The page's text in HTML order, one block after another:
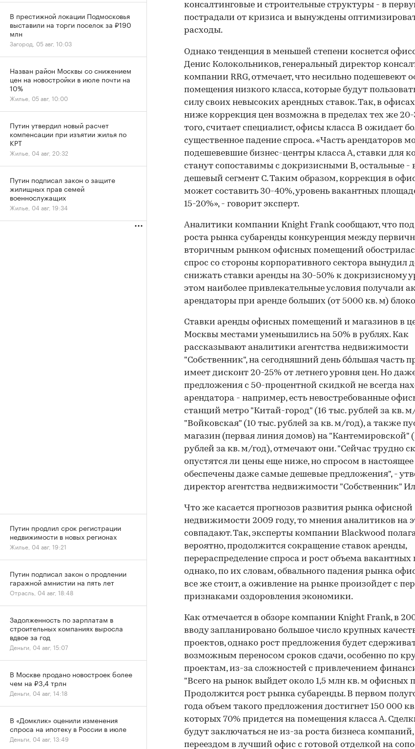
консалтинговые и строительные структуры - в
пострадали от кризиса и вынуждены
расходы.
00:00 / 00:00
Однако тенденция в меньшей степени коснется
Денис Колокольников, генеральный директор
компании RRG, отмечает, что несильно подешевеют
помещения низкого класса, которые будут
силу своих невысоких арендных ставок. Так, в
ниже коррекция цен возможна в пределах тех же
того, считает специалист, офисы класса В ожидает
существенное падение спроса. «Часть арендаторов
подешевевшие бизнес-центры класса А, ставки для
станут сопоставимы с докризисными В, остальные -
дешевый сегмент С. Таким образом, коррекция в
может составить 30-40%, уровень вакантных
15-20%», - говорит эксперт.
Аналитики компании Knight Frank сообщают, что
роста рынка субаренды конкуренция между
вторичным рынком офисных помещений
спрос со стороны корпоративного сектора вынудил
снижать ставки аренды на 30-50% к докризисному
этом наиболее привлекательные условия получали
арендаторы при аренде больших (от 5000 кв. м)
Ставки аренды офисных помещений и магазинов в
Москвы местами уменьшились на 50% в рублях. Как
рассказывают аналитики агентства недвижимости
"Собственник", на сегодняшний день бόльшая часть
имеет дисконт 20-25% от летнего уровня цен. Но
предложения с 50-процентной скидкой не всегда
арендатора - например, есть невостребованные
станций метро "Китай-город" (16 тыс. рублей за кв.
"Войковская" (10 тыс. рублей за кв. м/год), а также
магазин (первая линия домов) на "Кантемировской"
рублей за кв. м/год), отмечают они. "Сейчас трудно
опустятся ли цены еще ниже, но спросом в
обеспечены даже самые дешевые предложения", -
директор агентства недвижимости "Собственник"
Что же касается прогнозов развития рынка офисной
недвижимости 2009 году, то мнения аналитиков на
совпадают. Так, эксперты компании Blackwood
вероятно, продолжится сокращение ставок аренды,
перераспределение спроса и рост объема
однако, по их словам, обвального падения рынка
все же стоит, а оживление на рынке произойдет с
признаками оздоровления экономики.
Как отмечается в обзоре компании Knight Frank, в
вводу запланировано большое число крупных
проектов, однако рост предложения будет
возможным переносом сроков сдачи, особенно по
проектам, из-за сложностей с привлечением
"Всего на рынок выйдет около 1,5 млн кв. м офисных
Продолжится рост рынка субаренды. В первом
года объем такого предложения достигнет 150 000
которых 70% придется на помещения класса А.
будут заключаться не из-за роста бизнеса компаний,
переездом в лучший офис с готовой отделкой на
В престижной локации Подмосковья
выставили на торги поселок за ₽190
млн
Загород, 05 авг, 10:03
Назван район Москвы со снижением
цен на новостройки в июле почти на
10%
Жилье, 05 авг, 10:00
Путин утвердил новый расчет
компенсации при изъятии жилья по
КРТ
Жилье, 04 авг, 20:32
Путин подписал закон о защите
жилищных прав семей
военнослужащих
Жилье, 04 авг, 19:34
Путин продлил срок регистрации
недвижимости в новых регионах
Жилье, 04 авг, 19:21
Путин подписал закон о продлении
гаражной амнистии на пять лет
Отрасль, 04 авг, 18:48
Задолженность по зарплатам в
строительных компаниях выросла
вдвое за год
Деньги, 04 авг, 15:07
В Москве продано новостроек более
чем на ₽3,4 трлн
Деньги, 04 авг, 14:18
В «Домклик» оценили изменения
спроса на ипотеку в России в июле
Деньги, 04 авг, 13:49